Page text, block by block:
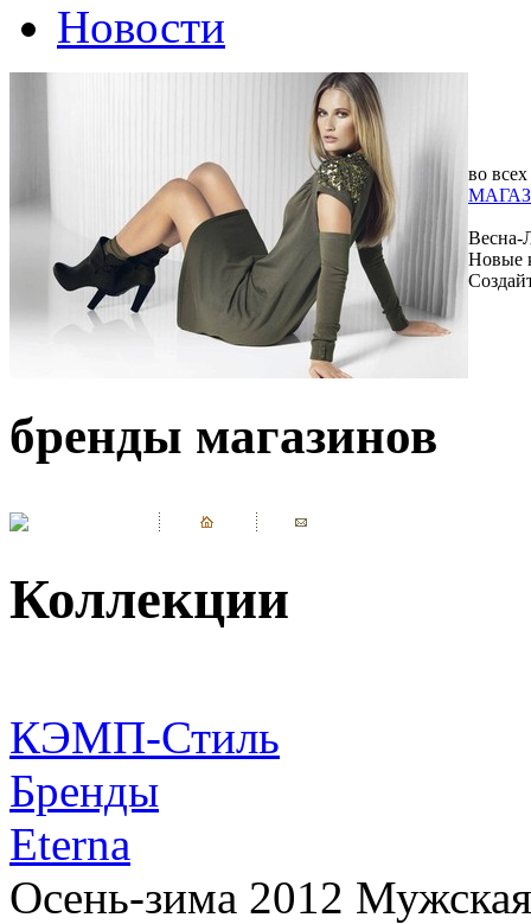
Новости
во всех
Весна-
Новые
бренды магазинов
Коллекции
КЭМП-Стиль
Бренды
Eterna
Осень-зима 2012